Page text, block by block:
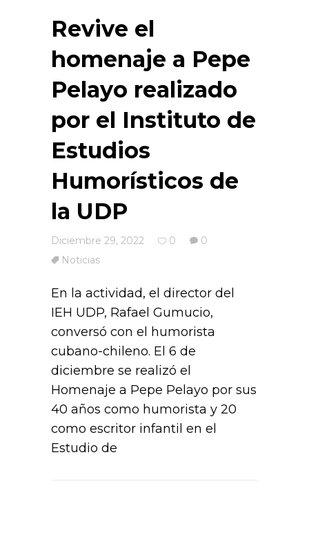
Revive el
homenaje a Pepe
Pelayo realizado
por el Instituto de
Estudios
Humorísticos de
la UDP
Diciembre 29, 2022 0
0
Noticias
En la actividad, el director del
IEH UDP, Rafael Gumucio,
conversó con el humorista
cubano-chileno. El 6 de
diciembre se realizó el
Homenaje a Pepe Pelayo por sus
40 años como humorista y 20
como escritor infantil en el
Estudio de